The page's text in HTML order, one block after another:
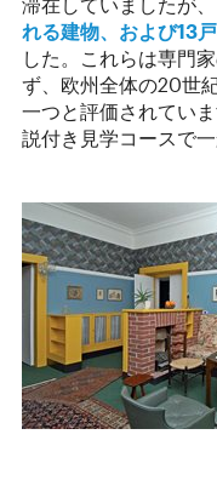
れる建物、および13
した。これらは専門
ず、欧州全体の20世
一つと評価されてい
説付き見学コースで